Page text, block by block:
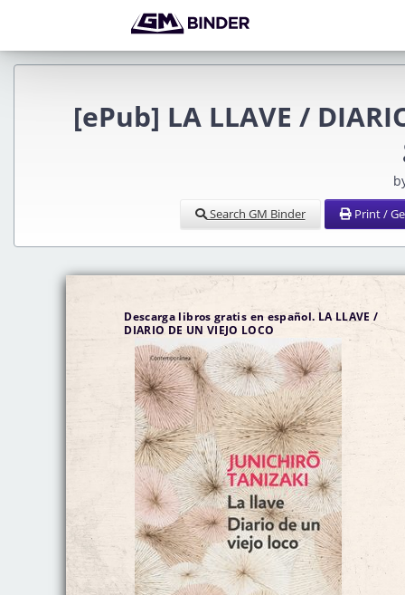
[ePub] LA LLAVE /
Search GM Binder Print /
Descarga libros gratis en español. LA LLAVE /
DIARIO DE UN VIEJO LOCO